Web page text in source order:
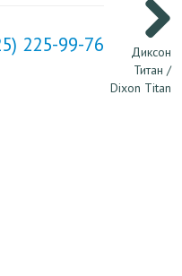
Диксон
Титан /
Dixon Titan
225-99-76